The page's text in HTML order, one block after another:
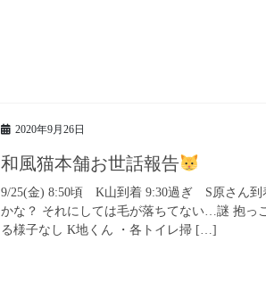
2020年9月26日
和風猫本舗お世話報告
9/25(金) 8:50頃 K山到着 9:30過ぎ S原さん到
かな？ それにしては毛が落ちてない…謎 抱っ
る様子なし K地くん ・各トイレ掃 […]